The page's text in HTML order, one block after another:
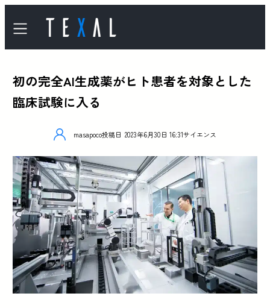
初の完全AI生成薬がヒト患者を対象とした
臨床試験に入る
masapoco投稿日 2023年6月30日 16:31サイエンス